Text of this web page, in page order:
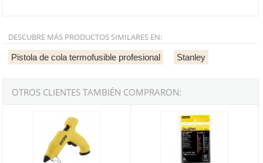
DESCUBRE MÁS PRODUCTOS SIMILARES EN:
Pistola de cola termofusible profesional Stanley
OTROS CLIENTES TAMBIÉN COMPRARON: